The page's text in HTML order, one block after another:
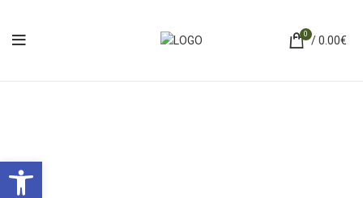
Ανοίξτε τη γραμμή εργαλείων
0 /0.00€